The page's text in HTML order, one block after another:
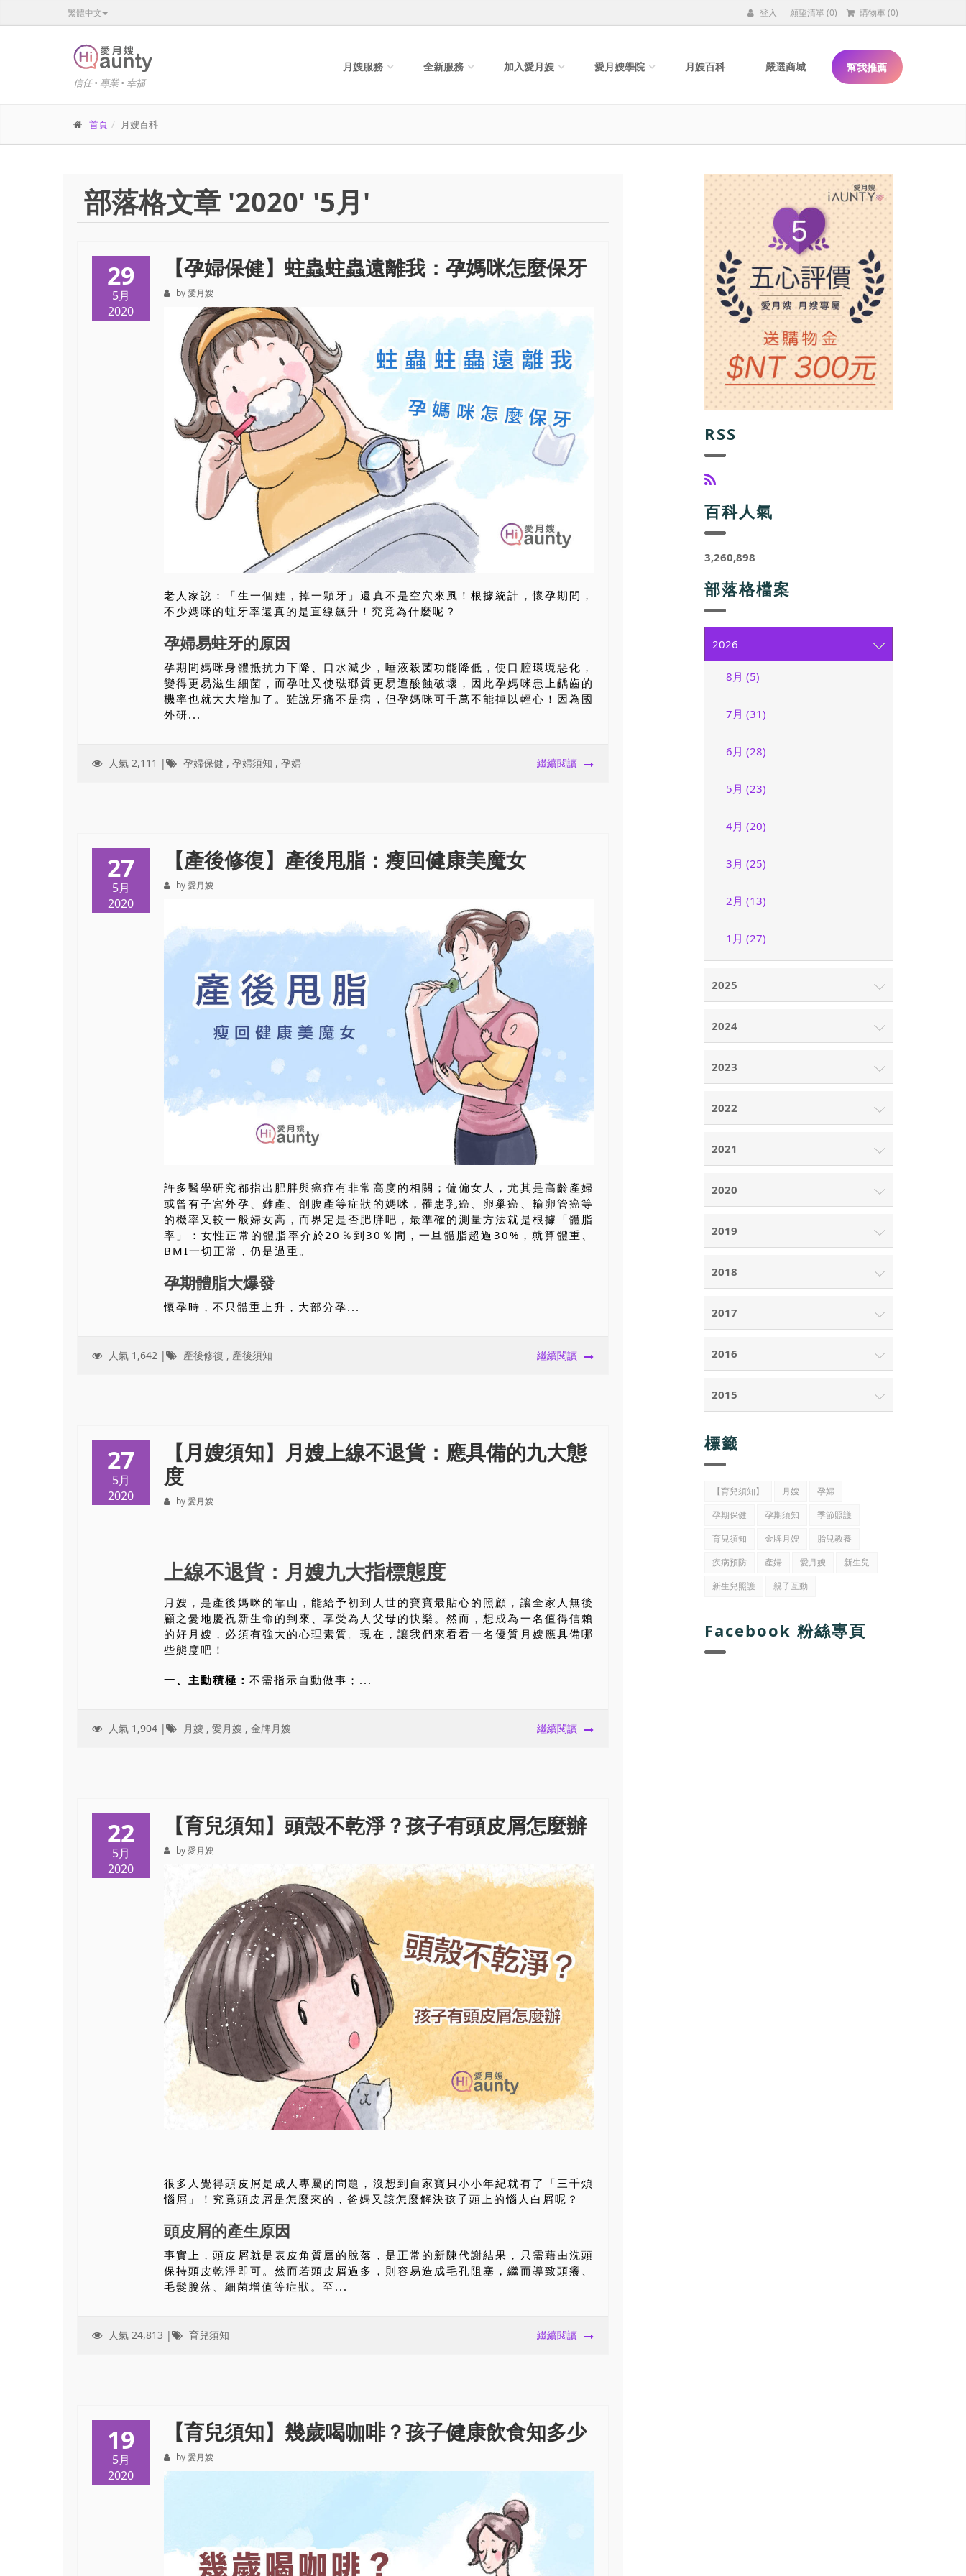
繁體中文 登入 願望清單(0) 購物車 (0)
信任 • 專業 • 幸福
月嫂服務 全新服務 加入愛月嫂 愛月嫂學院 月嫂百科 嚴選商城 幫我推薦
首頁 月嫂百科
部落格文章 '2020' '5月'
29
5月
2020
【孕婦保健】蛀蟲蛀蟲遠離我：孕媽咪怎麼保牙
by 愛月嫂
老人家說：「生一個娃，掉一顆牙」還真不是空穴來風！根據統計，懷孕期間，
不少媽咪的蛀牙率還真的是直線飆升！究竟為什麼呢？
孕婦易蛀牙的原因
孕期間媽咪身體抵抗力下降、口水減少，唾液殺菌功能降低，使口腔環境惡化，
變得更易滋生細菌，而孕吐又使琺瑯質更易遭酸蝕破壞，因此孕媽咪患上齲齒的
機率也就大大增加了。雖說牙痛不是病，但孕媽咪可千萬不能掉以輕心！因為國
外研...
人氣 2,111 | 孕婦保健 , 孕婦須知 , 孕婦 繼續閱讀
27
5月
2020
【產後修復】產後甩脂：瘦回健康美魔女
by 愛月嫂
許多醫學研究都指出肥胖與癌症有非常高度的相關；偏偏女人，尤其是高齡產婦
或曾有子宮外孕、難產、剖腹產等症狀的媽咪，罹患乳癌、卵巢癌、輸卵管癌等
的機率又較一般婦女高，而界定是否肥胖吧，最準確的測量方法就是根據「體脂
率」：女性正常的體脂率介於20％到30％間，一旦體脂超過30%，就算體重、
BMI一切正常，仍是過重。
孕期體脂大爆發
懷孕時，不只體重上升，大部分孕...
人氣 1,642 | 產後修復 , 產後須知 繼續閱讀
27
5月
2020
【月嫂須知】月嫂上線不退貨：應具備的九大態
度
by 愛月嫂
上線不退貨：月嫂九大指標態度
月嫂，是產後媽咪的靠山，能給予初到人世的寶寶最貼心的照顧，讓全家人無後
顧之憂地慶祝新生命的到來、享受為人父母的快樂。然而，想成為一名值得信賴
的好月嫂，必須有強大的心理素質。現在，讓我們來看看一名優質月嫂應具備哪
些態度吧！
一、主動積極： 不需指示自動做事；...
人氣 1,904 | 月嫂 , 愛月嫂 , 金牌月嫂 繼續閱讀
22
5月
2020
【育兒須知】頭殼不乾淨？孩子有頭皮屑怎麼辦
by 愛月嫂
很多人覺得頭皮屑是成人專屬的問題，沒想到自家寶貝小小年紀就有了「三千煩
惱屑」！究竟頭皮屑是怎麼來的，爸媽又該怎麼解決孩子頭上的惱人白屑呢？
頭皮屑的產生原因
事實上，頭皮屑就是表皮角質層的脫落，是正常的新陳代謝結果，只需藉由洗頭
保持頭皮乾淨即可。然而若頭皮屑過多，則容易造成毛孔阻塞，繼而導致頭癢、
毛髮脫落、細菌增值等症狀。至...
人氣 24,813 | 育兒須知 繼續閱讀
19
5月
2020
【育兒須知】幾歲喝咖啡？孩子健康飲食知多少
by 愛月嫂
RSS
百科人氣
3,260,898
部落格檔案
2026
8月 (5)
7月 (31)
6月 (28)
5月 (23)
4月 (20)
3月 (25)
2月 (13)
1月 (27)
2025
2024
2023
2022
2021
2020
2019
2018
2017
2016
2015
標籤
【育兒須知】 月嫂
孕婦
孕期保健
孕期須知
季節照護
育兒須知
金牌月嫂
胎兒教養
疾病預防
產婦 愛月嫂
新生兒
新生兒照護
親子互動
Facebook 粉絲專頁